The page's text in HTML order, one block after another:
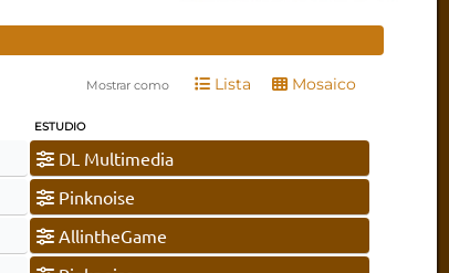
Mostrar como Lista Mosaico
ESTUDIO
DL Multimedia
Pinknoise
AllintheGame